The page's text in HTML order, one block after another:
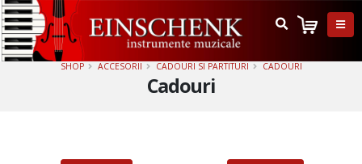
Cadouri
SHOP ACCESORII CADOURI SI PARTITURI CADOURI